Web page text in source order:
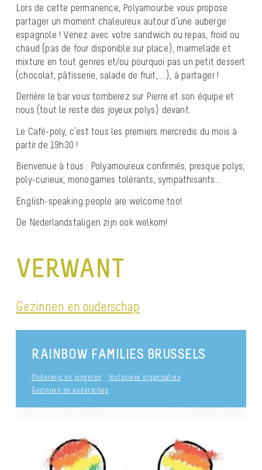
Lors de cette permanence, Polyamour.be vous propose
partager un moment chaleureux autour d’une auberge
espagnole ! Venez avec votre sandwich ou repas, froid ou
chaud (pas de four disponible sur place), marmelade et
mixture en tout genres et/ou pourquoi pas un petit dessert
(chocolat, pâtisserie, salade de fruit, …), à partager !
Derrière le bar vous tomberez sur Pierre et son équipe et
nous (tout le reste des joyeux polys) devant.
Le Café-poly, c’est tous les premiers mercredis du mois à
partir de 19h30 !
Bienvenue à tous : Polyamoureux confirmés, presque polys,
poly-curieux, monogames tolérants, sympathisants…
English-speaking people are welcome too!
De Nederlandstaligen zijn ook welkom!
VERWANT
Gezinnen en ouderschap
RAINBOW FAMILIES BRUSSELS
Onderwijs en jongeren
Inclusieve organisaties
Gezinnen en ouderschap